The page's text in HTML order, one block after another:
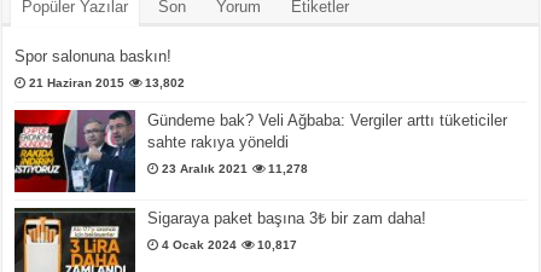
Popüler Yazılar Son Yorum Etiketler
Spor salonuna baskın!
21 Haziran 2015 13,802
Gündeme bak? Veli Ağbaba: Vergiler arttı tüketiciler
sahte rakıya yöneldi
23 Aralık 2021 11,278
Sigaraya paket başına 3₺ bir zam daha!
4 Ocak 2024 10,817